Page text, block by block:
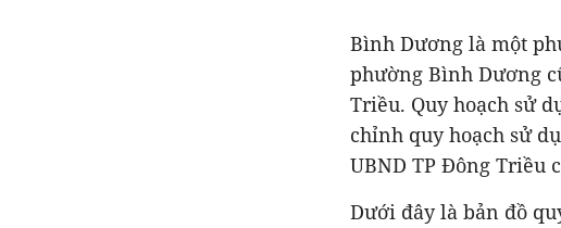
Bình Dương là một
phường Bình Dương
Triều. Quy hoạch sử
chỉnh quy hoạch sử
UBND TP Đông Triều
Dưới đây là bản đồ